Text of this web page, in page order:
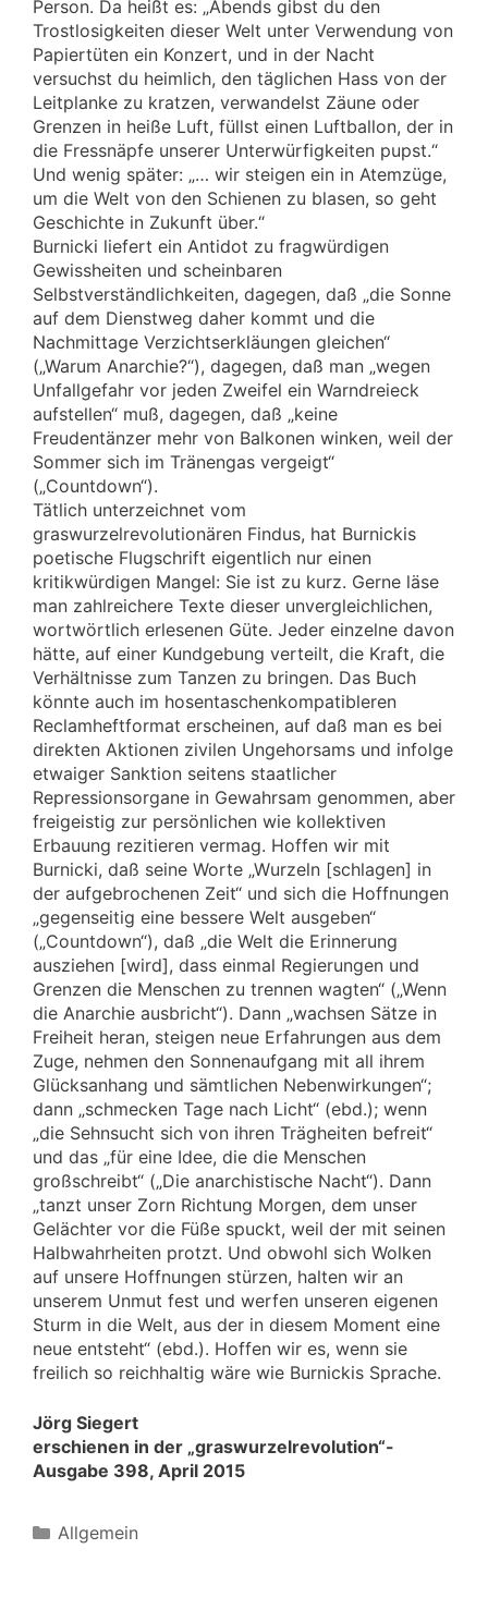
Person. Da heißt es: „Abends gibst du den
Trostlosigkeiten dieser Welt unter Verwendung von
Papiertüten ein Konzert, und in der Nacht
versuchst du heimlich, den täglichen Hass von der
Leitplanke zu kratzen, verwandelst Zäune oder
Grenzen in heiße Luft, füllst einen Luftballon, der in
die Fressnäpfe unserer Unterwürfigkeiten pupst.“
Und wenig später: „… wir steigen ein in Atemzüge,
um die Welt von den Schienen zu blasen, so geht
Geschichte in Zukunft über.“
Burnicki liefert ein Antidot zu fragwürdigen
Gewissheiten und scheinbaren
Selbstverständlichkeiten, dagegen, daß „die Sonne
auf dem Dienstweg daher kommt und die
Nachmittage Verzichtserkläungen gleichen“
(„Warum Anarchie?“), dagegen, daß man „wegen
Unfallgefahr vor jeden Zweifel ein Warndreieck
aufstellen“ muß, dagegen, daß „keine
Freudentänzer mehr von Balkonen winken, weil der
Sommer sich im Tränengas vergeigt“
(„Countdown“).
Tätlich unterzeichnet vom
graswurzelrevolutionären Findus, hat Burnickis
poetische Flugschrift eigentlich nur einen
kritikwürdigen Mangel: Sie ist zu kurz. Gerne läse
man zahlreichere Texte dieser unvergleichlichen,
wortwörtlich erlesenen Güte. Jeder einzelne davon
hätte, auf einer Kundgebung verteilt, die Kraft, die
Verhältnisse zum Tanzen zu bringen. Das Buch
könnte auch im hosentaschenkompatibleren
Reclamheftformat erscheinen, auf daß man es bei
direkten Aktionen zivilen Ungehorsams und infolge
etwaiger Sanktion seitens staatlicher
Repressionsorgane in Gewahrsam genommen, aber
freigeistig zur persönlichen wie kollektiven
Erbauung rezitieren vermag. Hoffen wir mit
Burnicki, daß seine Worte „Wurzeln [schlagen] in
der aufgebrochenen Zeit“ und sich die Hoffnungen
„gegenseitig eine bessere Welt ausgeben“
(„Countdown“), daß „die Welt die Erinnerung
ausziehen [wird], dass einmal Regierungen und
Grenzen die Menschen zu trennen wagten“ („Wenn
die Anarchie ausbricht“). Dann „wachsen Sätze in
Freiheit heran, steigen neue Erfahrungen aus dem
Zuge, nehmen den Sonnenaufgang mit all ihrem
Glücksanhang und sämtlichen Nebenwirkungen“;
dann „schmecken Tage nach Licht“ (ebd.); wenn
„die Sehnsucht sich von ihren Trägheiten befreit“
und das „für eine Idee, die die Menschen
großschreibt“ („Die anarchistische Nacht“). Dann
„tanzt unser Zorn Richtung Morgen, dem unser
Gelächter vor die Füße spuckt, weil der mit seinen
Halbwahrheiten protzt. Und obwohl sich Wolken
auf unsere Hoffnungen stürzen, halten wir an
unserem Unmut fest und werfen unseren eigenen
Sturm in die Welt, aus der in diesem Moment eine
neue entsteht“ (ebd.). Hoffen wir es, wenn sie
freilich so reichhaltig wäre wie Burnickis Sprache.
Jörg Siegert
erschienen in der „graswurzelrevolution“-
Ausgabe 398, April 2015
Kategorien
Allgemein